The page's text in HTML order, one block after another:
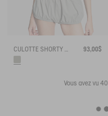
93,00$
Vous avez vu 40